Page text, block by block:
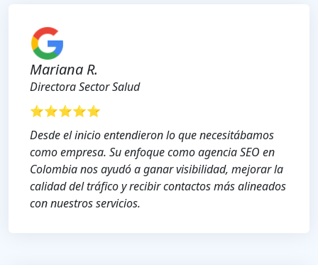
Mariana R.
Directora Sector Salud
⭐⭐⭐⭐⭐
Desde el inicio entendieron lo que necesitábamos
como empresa. Su enfoque como agencia SEO en
Colombia nos ayudó a ganar visibilidad, mejorar la
calidad del tráfico y recibir contactos más alineados
con nuestros servicios.